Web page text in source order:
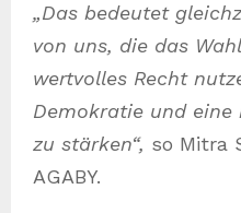
„Das bedeutet
von uns, die das
wertvolles Recht
Demokratie und eine
zu stärken“, so Mitra
AGABY.